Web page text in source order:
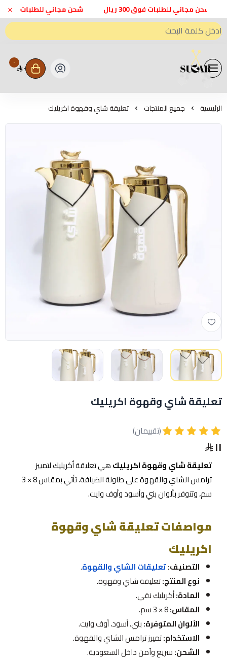
شحن مجاني للطلبات فوق 300 ريال شحن مجاني للطلبات فوق 300 ريال ×
متجر اعواد سكر - Sweeten Sugar
٠ ٠
الرئيسية جميع المنتجات تعليقة شاي وقهوة اكريليك
تعليقة شاي وقهوة اكريليك
(تقييمان)
١١
تعليقة شاي وقهوة اكريليكهي تعليقة أكريليك لتمييز
ترامس الشاي والقهوة على طاولة الضيافة، تأتي بمقاس 8 × 3
سم، وتتوفر بألوان بني وأسود وأوف وايت.
مواصفات تعليقة شاي وقهوة
اكريليك
التصنيف:تعليقات الشاي والقهوة.
نوع المنتج:تعليقة شاي وقهوة.
المادة:أكريليك نقي.
المقاس:
الألوان المتوفرة:بني، أسود، أوف وايت.
الاستخدام:تمييز ترامس الشاي والقهوة.
الشحن:سريع وآمن داخل السعودية.